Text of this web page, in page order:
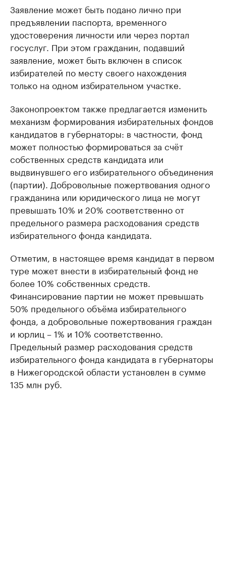
Заявление может быть подано лично при
предъявлении паспорта, временного
удостоверения личности или через портал
госуслуг. При этом гражданин, подавший
заявление, может быть включен в список
избирателей по месту своего нахождения
только на одном избирательном участке.
Законопроектом также предлагается изменить
механизм формирования избирательных фондов
кандидатов в губернаторы: в частности, фонд
может полностью формироваться за счёт
собственных средств кандидата или
выдвинувшего его избирательного объединения
(партии). Добровольные пожертвования одного
гражданина или юридического лица не могут
превышать 10% и 20% соответственно от
предельного размера расходования средств
избирательного фонда кандидата.
Отметим, в настоящее время кандидат в первом
туре может внести в избирательный фонд не
более 10% собственных средств.
Финансирование партии не может превышать
50% предельного объёма избирательного
фонда, а добровольные пожертвования граждан
и юрлиц – 1% и 10% соответственно.
Предельный размер расходования средств
избирательного фонда кандидата в губернаторы
в Нижегородской области установлен в сумме
135 млн руб.